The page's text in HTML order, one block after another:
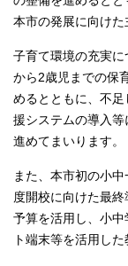
本市の発展に向けた
子育て環境の充実
から2歳児までの保
めるとともに、不
援システムの導入
進めてまいります。
また、本市初の小
度開校に向けた最
予算を活用し、小
ト端末等を活用し